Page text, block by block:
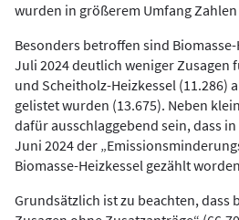
wurden in größerem Umfang
Besonders betroffen sind
Juli 2024 deutlich weniger Zusagen
und Scheitholz-Heizkessel (11.286)
gelistet wurden (13.675). Neben
dafür ausschlaggebend sein, dass
Juni 2024 der
Biomasse-Heizkessel gezählt
Grundsätzlich ist zu beachten, dass